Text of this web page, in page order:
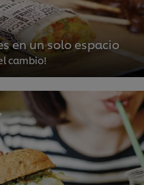
en un solo espacio
cambio!